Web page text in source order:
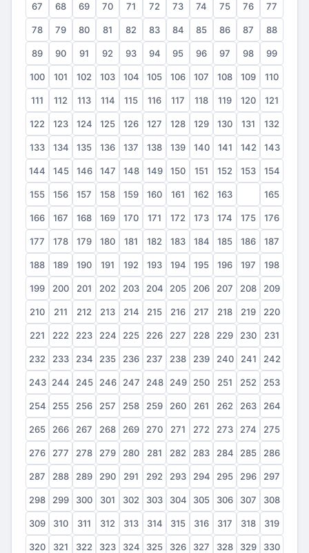
67 68 69 70 71 72 73 74 75 76 77
78 79 80 81 82 83 84 85 86 87 88
89 90 91 92 93 94 95 96 97 98 99
100 101 102 103 104 105 106 107 108 109 110
111 112 113 114 115 116 117 118 119 120 121
122 123 124 125 126 127 128 129 130 131 132
133 134 135 136 137 138 139 140 141 142 143
144 145 146 147 148 149 150 151 152 153 154
155 156 157 158 159 160 161 162 163 165
166 167 168 169 170 171 172 173 174 175 176
177 178 179 180 181 182 183 184 185 186 187
188 189 190 191 192 193 194 195 196 197 198
199 200 201 202 203 204 205 206 207 208 209
210 211 212 213 214 215 216 217 218 219 220
221 222 223 224 225 226 227 228 229 230 231
232 233 234 235 236 237 238 239 240 241 242
243 244 245 246 247 248 249 250 251 252 253
254 255 256 257 258 259 260 261 262 263 264
265 266 267 268 269 270 271 272 273 274 275
276 277 278 279 280 281 282 283 284 285 286
287 288 289 290 291 292 293 294 295 296 297
298 299 300 301 302 303 304 305 306 307 308
309 310 311 312 313 314 315 316 317 318 319
320 321 322 323 324 325 326 327 328 329 330